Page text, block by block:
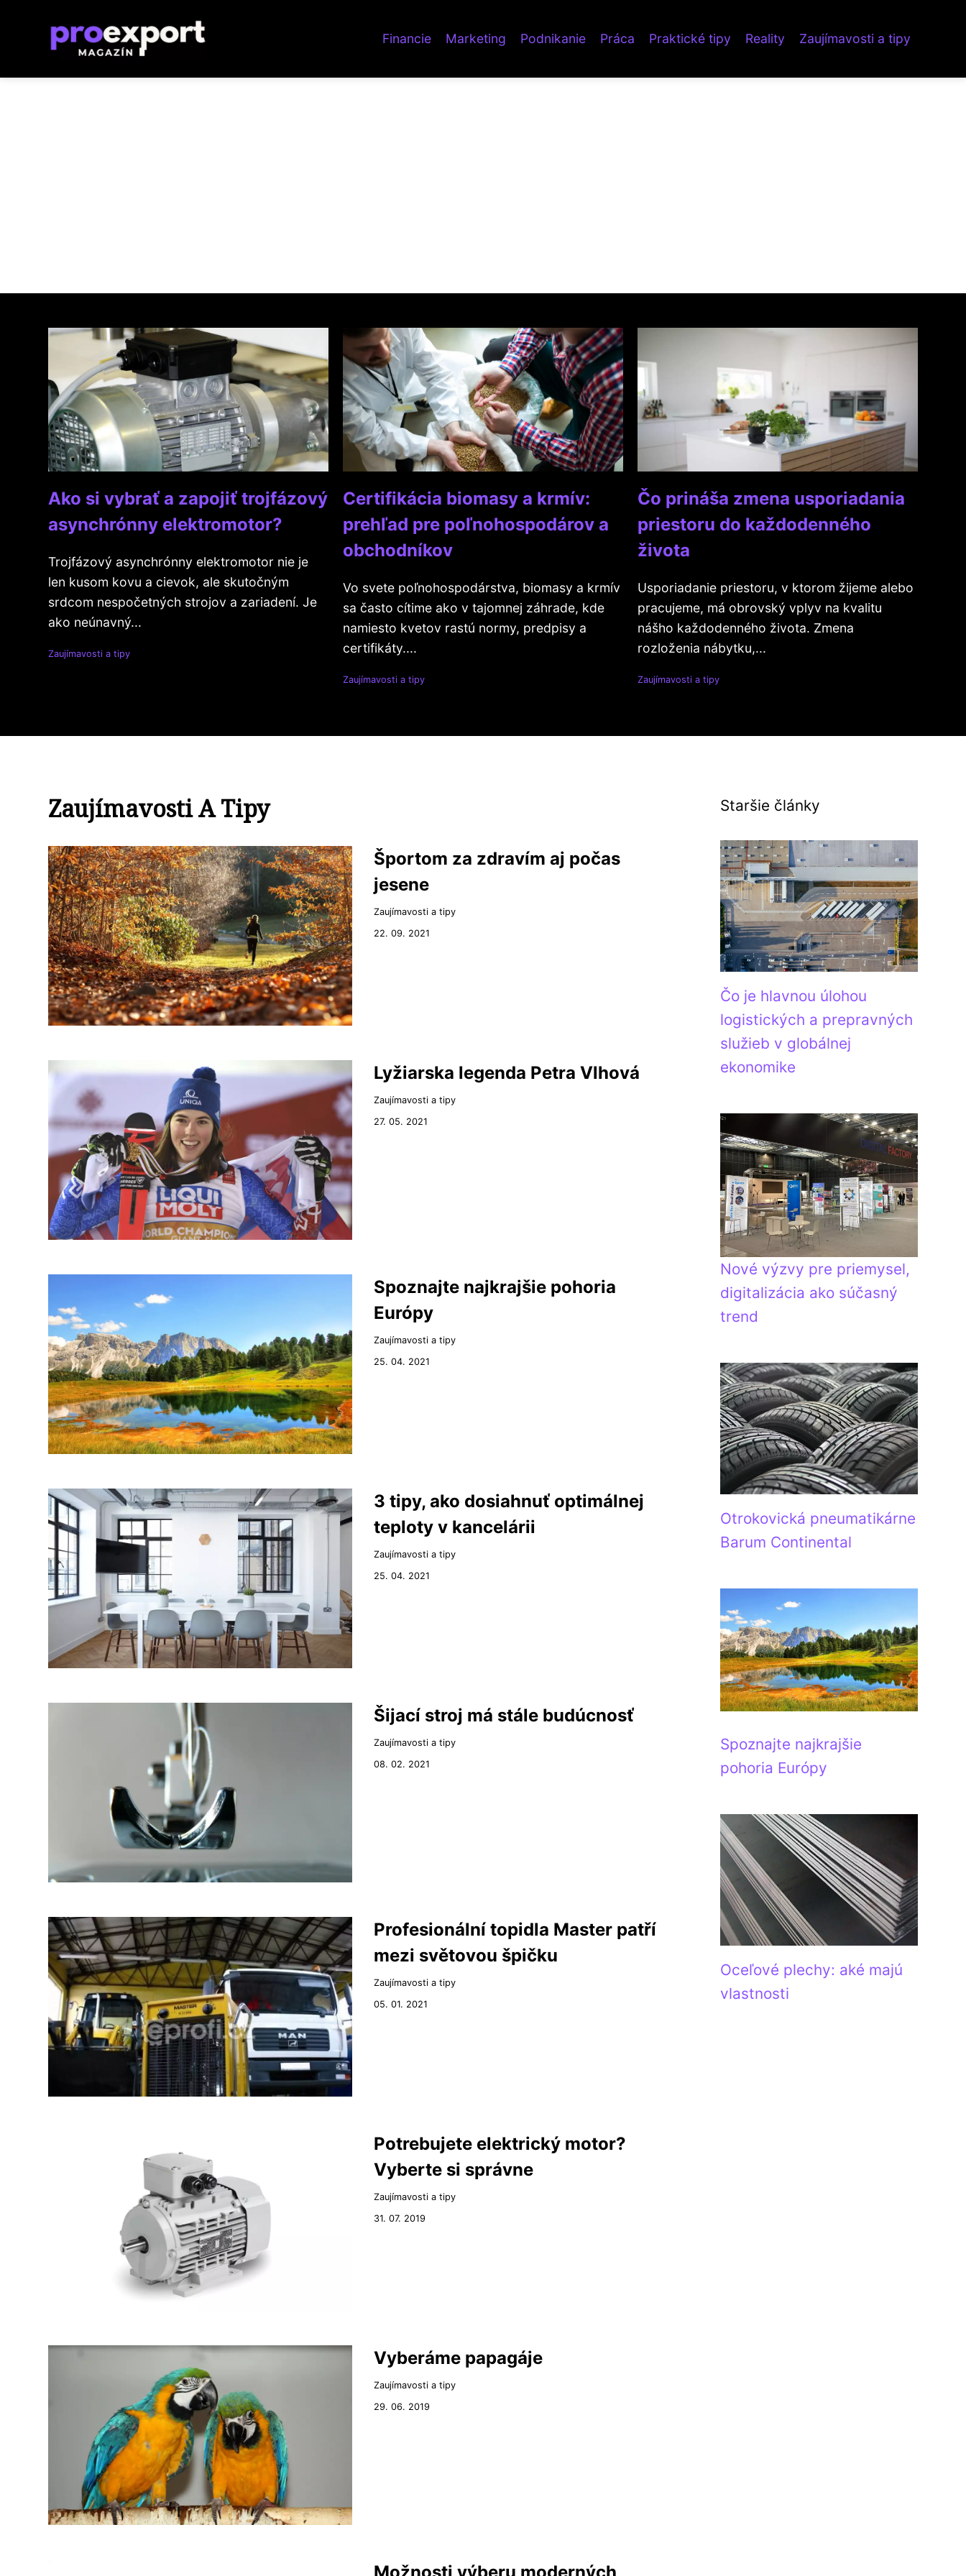
Financie Marketing Podnikanie Práca Praktické tipy Reality Zaujímavosti a tipy
Ako si vybrať a zapojiť trojfázový
asynchrónny elektromotor?
Trojfázový asynchrónny elektromotor nie je
len kusom kovu a cievok, ale skutočným
srdcom nespočetných strojov a zariadení. Je
ako neúnavný...
Zaujímavosti a tipy
Certifikácia biomasy a krmív:
prehľad pre poľnohospodárov a
obchodníkov
Vo svete poľnohospodárstva, biomasy a krmív
sa často cítime ako v tajomnej záhrade, kde
namiesto kvetov rastú normy, predpisy a
certifikáty....
Zaujímavosti a tipy
Čo prináša zmena usporiadania
priestoru do každodenného
života
Usporiadanie priestoru, v ktorom žijeme alebo
pracujeme, má obrovský vplyv na kvalitu
nášho každodenného života. Zmena
rozloženia nábytku,...
Zaujímavosti a tipy
Zaujímavosti A Tipy
Športom za zdravím aj počas
jesene
Zaujímavosti a tipy
22. 09. 2021
Lyžiarska legenda Petra Vlhová
Zaujímavosti a tipy
27. 05. 2021
Spoznajte najkrajšie pohoria
Európy
Zaujímavosti a tipy
25. 04. 2021
3 tipy, ako dosiahnuť optimálnej
teploty v kancelárii
Zaujímavosti a tipy
25. 04. 2021
Šijací stroj má stále budúcnosť
Zaujímavosti a tipy
08. 02. 2021
Profesionální topidla Master patří
mezi světovou špičku
Zaujímavosti a tipy
05. 01. 2021
Potrebujete elektrický motor?
Vyberte si správne
Zaujímavosti a tipy
31. 07. 2019
Vyberáme papagáje
Zaujímavosti a tipy
29. 06. 2019
Staršie články
Čo je hlavnou úlohou
logistických a prepravných
služieb v globálnej
ekonomike
Nové výzvy pre priemysel,
digitalizácia ako súčasný
trend
Otrokovická pneumatikárne
Barum Continental
Spoznajte najkrajšie
pohoria Európy
Oceľové plechy: aké majú
vlastnosti